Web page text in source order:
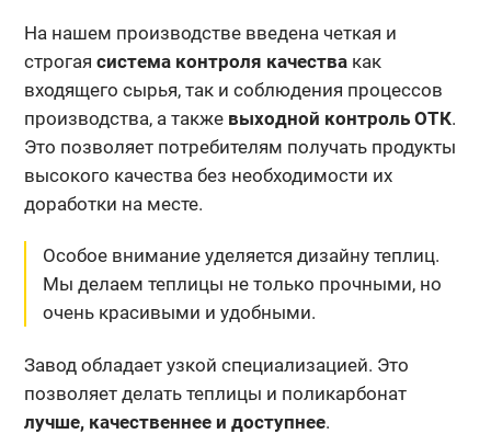
На нашем производстве введена четкая и
строгая система контроля качествакак
входящего сырья, так и соблюдения процессов
производства, а также выходной контроль ОТК.
Это позволяет потребителям получать продукты
высокого качества без необходимости их
доработки на месте.
Особое внимание уделяется дизайну теплиц.
Мы делаем теплицы не только прочными, но
очень красивыми и удобными.
Завод обладает узкой специализацией. Это
позволяет делать теплицы и поликарбонат
лучше, качественнее и доступнее.